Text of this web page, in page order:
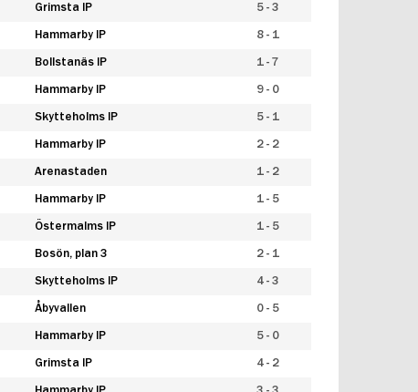
Grimsta IP 5 - 3
Hammarby IP 8 - 1
Bollstanäs IP 1 - 7
Hammarby IP 9 - 0
Skytteholms IP 5 - 1
Hammarby IP 2 - 2
Arenastaden 1 - 2
Hammarby IP 1 - 5
Östermalms IP 1 - 5
Bosön, plan 3 2 - 1
Skytteholms IP 4 - 3
Åbyvallen 0 - 5
Hammarby IP 5 - 0
Grimsta IP 4 - 2